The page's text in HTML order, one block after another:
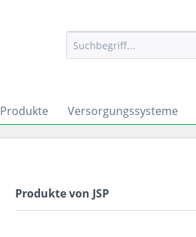
Produkte Versorgungssysteme
Produkte von JSP